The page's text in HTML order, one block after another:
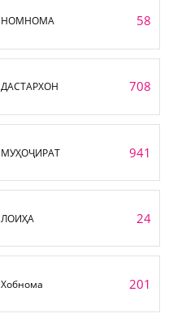
НОМНОМА 58
ДАСТАРХОН 708
МУҲОҶИРАТ 941
ЛОИҲА 24
Хобнома 201